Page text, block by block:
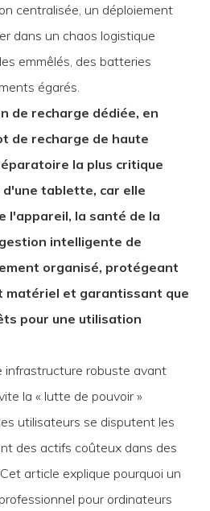
centralisée, un déploiement
dans un chaos logistique
emmêlés, des batteries
égarés.
de recharge dédiée, en
de recharge de haute
la plus critique
tablette, car elle
l'appareil, la santé de la
intelligente de
organisé, protégeant
matériel et garantissant que
pour une utilisation
infrastructure robuste avant
la « lutte de pouvoir »
utilisateurs se disputent les
des actifs coûteux dans des
article explique pourquoi un
pour ordinateurs